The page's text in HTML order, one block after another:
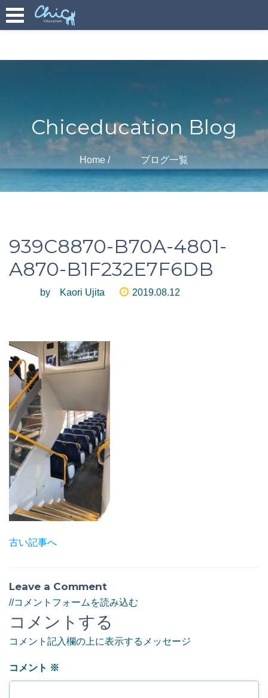
Chiceducation Blog
Home ブログ一覧
939C8870-B70A-4801-
A870-B1F232E7F6DB
by Kaori Ujita 2019.08.12
古い記事へ
Leave a Comment
//コメントフォームを読み込む
コメントする
コメント記入欄の上に表示するメッセージ
コメント ※